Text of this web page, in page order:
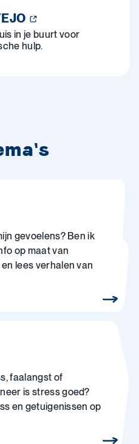
in je buurt voor
hulp.
gevoelens? Ben ik
op maat van
lees verhalen van
faalangst of
is stress goed?
en getuigenissen op